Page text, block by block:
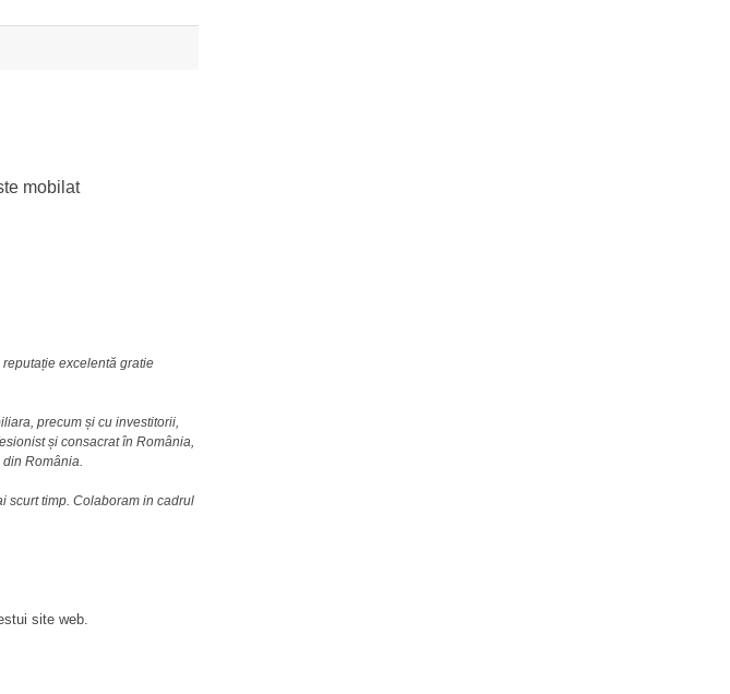
mobilat
excelentă gratie
precum și cu investitorii,
și consacrat în România,
România.
scurt timp. Colaboram in cadrul
site web.